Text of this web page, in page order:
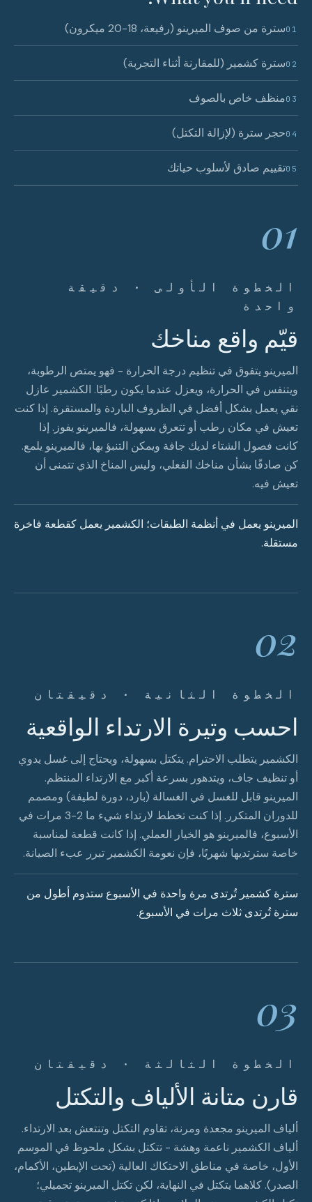
01سترة من صوف الميرينو (رفيعة، 18-20 ميكرون)
02سترة كشمير (للمقارنة أثناء التجربة)
03منظف خاص بالصوف
04حجر سترة (لإزالة التكتل)
05تقييم صادق لأسلوب حياتك
01
الخطوة الأولى · دقيقة
واحدة
قيّم واقع مناخك
الميرينو يتفوق في تنظيم درجة الحرارة - فهو يمتص الرطوبة،
ويتنفس في الحرارة، ويعزل عندما يكون رطبًا. الكشمير عازل
نقي يعمل بشكل أفضل في الظروف الباردة والمستقرة. إذا كنت
تعيش في مكان رطب أو تتعرق بسهولة، فالميرينو يفوز. إذا
كانت فصول الشتاء لديك جافة ويمكن التنبؤ بها، فالميرينو يلمع.
كن صادقًا بشأن مناخك الفعلي، وليس المناخ الذي تتمنى أن
تعيش فيه.
الميرينو يعمل في أنظمة الطبقات؛ الكشمير يعمل كقطعة فاخرة
مستقلة.
02
الخطوة الثانية · دقيقتان
احسب وتيرة الارتداء الواقعية
الكشمير يتطلب الاحترام. يتكتل بسهولة، ويحتاج إلى غسل يدوي
أو تنظيف جاف، ويتدهور بسرعة أكبر مع الارتداء المنتظم.
الميرينو قابل للغسل في الغسالة (بارد، دورة لطيفة) ومصمم
للدوران المتكرر. إذا كنت تخطط لارتداء شيء ما 2-3 مرات في
الأسبوع، فالميرينو هو الخيار العملي. إذا كانت قطعة لمناسبة
خاصة سترتديها شهريًا، فإن نعومة الكشمير تبرر عبء الصيانة.
سترة كشمير تُرتدى مرة واحدة في الأسبوع ستدوم أطول من
سترة تُرتدى ثلاث مرات في الأسبوع.
03
الخطوة الثالثة · دقيقتان
قارن متانة الألياف والتكتل
ألياف الميرينو مجعدة ومرنة، تقاوم التكتل وتنتعش بعد الارتداء.
ألياف الكشمير ناعمة وهشة - تتكتل بشكل ملحوظ في الموسم
الأول، خاصة في مناطق الاحتكاك العالية (تحت الإبطين، الأكمام،
الصدر). كلاهما يتكتل في النهاية، لكن تكتل الميرينو تجميلي؛